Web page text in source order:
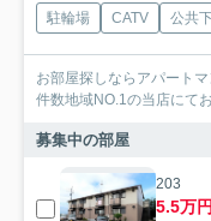
駐輪場 CATV 公共
お部屋探しならアパート
件数地域NO.1の当店にて
募集中の部屋
203
5.5万円